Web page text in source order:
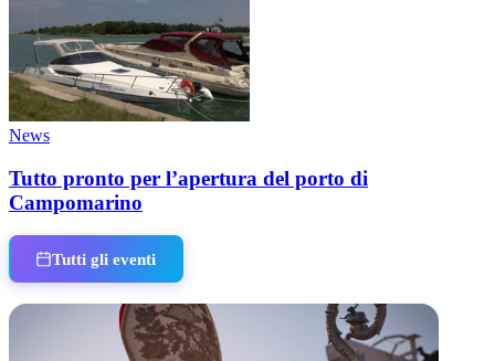
News
Tutto pronto per l’apertura del porto di
Campomarino
Tutti gli eventi